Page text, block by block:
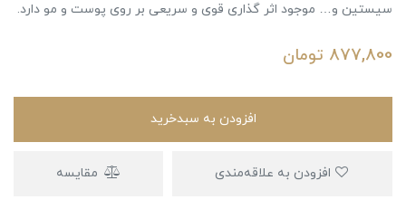
سیستین و… موجود اثر گذاری قوی و سریعی بر روی پوست و مو دارد.
877,800 تومان
افزودن به سبدخرید
مقایسه